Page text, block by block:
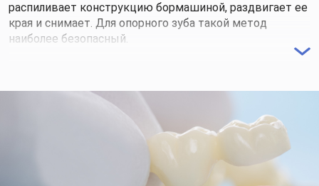
распиливает конструкцию бормашиной, раздвигает ее
края и снимает. Для опорного зуба такой метод
наиболее безопасный.
помощью ультразвука разрушается цементный слой
на зубе, коронка перестает держаться. Иногда цемент
убирают крючком с пружинным механизмом, который
постепенно дробит цементную прокладку. Этот
способ усовершенствовали и вместо грубой
механической силы теперь направляют под коронку